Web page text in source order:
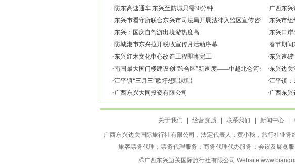
·防东高速通车 东兴至防城只需30分钟 ·广西东兴
·东兴市看守所联合东兴市司法局开展法律入监区宣传咨询活动
·东兴市组
·东兴：国庆自驾游出境游热度高 ·东兴口岸
·防城港市东兴拉开税收宣传月活动序幕 ·春节期间
·东兴红木文化中心改造工程即将完工 ·东兴速破
·南国最大国门楼建设创“跨合区”新速度——中越北仑河公路二桥国
·东兴边
·江平镇“三月三”歌圩想唱就唱 ·江平镇：
·广西东兴大同投资有限公司 ·广西东
关于我们 经营资质 联系我们 新闻中心
广西东兴边关国际旅行社有限公司，法定代表人：黄小秋，旅行社业
旅客票务代理；票务代理服务；商务代理代办服务；会议及展览
©广西东兴边关国际旅行社有限公司